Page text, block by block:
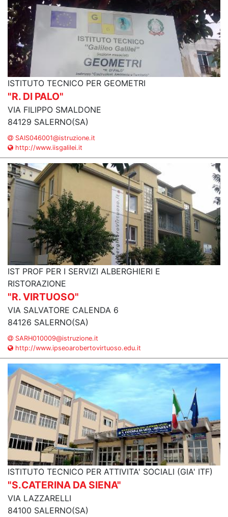
ISTITUTO TECNICO PER GEOMETRI
"R. DI PALO"
VIA FILIPPO SMALDONE
84129 SALERNO(SA)
SAIS046001@istruzione.it
http://www.iisgalilei.it
IST PROF PER I SERVIZI ALBERGHIERI E
RISTORAZIONE
"R. VIRTUOSO"
VIA SALVATORE CALENDA 6
84126 SALERNO(SA)
SARH010009@istruzione.it
http://www.ipseoarobertovirtuoso.edu.it
ISTITUTO TECNICO PER ATTIVITA' SOCIALI (GIA' ITF)
"S.CATERINA DA SIENA"
VIA LAZZARELLI
84100 SALERNO(SA)